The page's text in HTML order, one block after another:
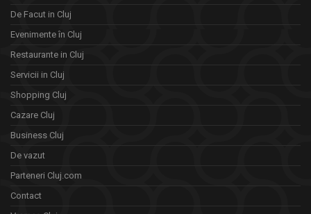
De Facut in Cluj
Evenimente în Cluj
Restaurante in Cluj
Servicii in Cluj
Shopping Cluj
Cazare Cluj
Business Cluj
De vazut
Parteneri Cluj.com
Contact